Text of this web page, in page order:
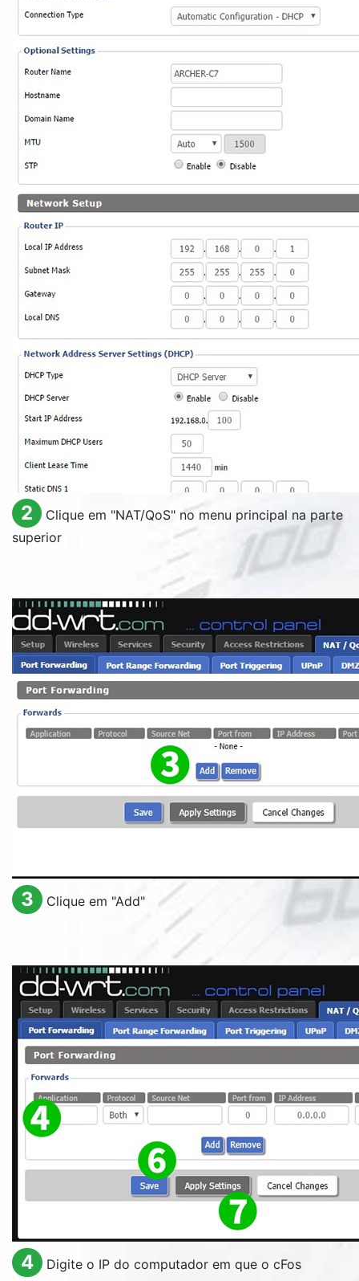
2 Clique em "NAT/QoS" no menu principal na parte
superior
3 Clique em "Add"
4
Digite o IP do computador em que o cFos